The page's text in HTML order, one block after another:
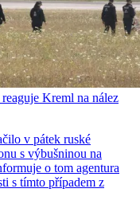
Kreml na nález
v pátek ruské
s výbušninou na
o tom agentura
s tímto případem z